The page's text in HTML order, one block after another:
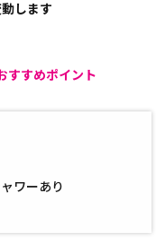
します
すすめポイント
ワーあり